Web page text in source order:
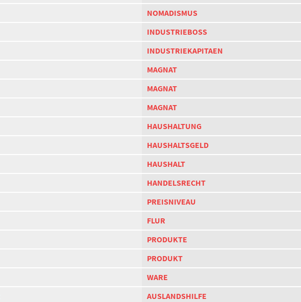
NOMADISMUS
INDUSTRIEBOSS
INDUSTRIEKAPITAEN
MAGNAT
MAGNAT
MAGNAT
HAUSHALTUNG
HAUSHALTSGELD
HAUSHALT
HANDELSRECHT
PREISNIVEAU
FLUR
PRODUKTE
PRODUKT
WARE
AUSLANDSHILFE